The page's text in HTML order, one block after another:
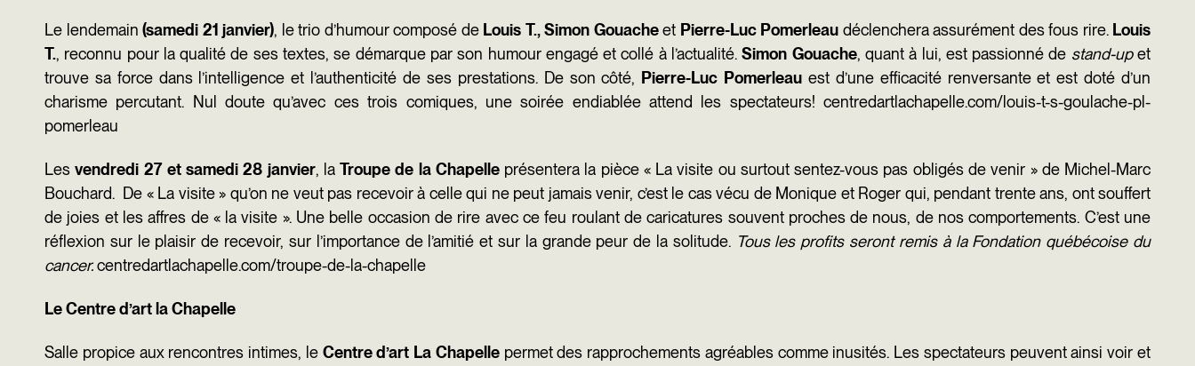
Le lendemain (samedi 21 janvier), le trio d’humour composé de Louis T.,Simon Gouacheet Pierre-Luc Pomerleau déclenchera assurément des fous rire. Louis
T., reconnu pour la qualité de ses textes, se démarque par son humour engagé et collé à l’actualité.Simon Gouache, quant à lui, est passionné de stand-upet
trouve sa force dans l’intelligence et l’authenticité de ses prestations. De son côté, Pierre-Luc Pomerleau est d’une efficacité renversante et est doté d’un
charisme percutant. Nul doute qu’avec ces trois comiques, une soirée endiablée attend les spectateurs! centredartlachapelle.com/louis-t-s-goulache-pl-
pomerleau
Lesvendredi 27 et samedi 28 janvier, laTroupe de la Chapelle présentera la pièce « La visite ou surtout sentez-vous pas obligés de venir » de Michel-Marc
Bouchard. De « La visite » qu’on ne veut pas recevoir à celle qui ne peut jamais venir, c’est le cas vécu de Monique et Roger qui, pendant trente ans, ont souffert
de joies et les affres de « la visite ». Une belle occasion de rire avec ce feu roulant de caricatures souvent proches de nous, de nos comportements. C’est une
réflexion sur le plaisir de recevoir, sur l’importance de l’amitié et sur la grande peur de la solitude. Tous les profits seront remis à la Fondation québécoise du
cancer.centredartlachapelle.com/troupe-de-la-chapelle
Le Centre d’art la Chapelle
Salle propice aux rencontres intimes, leCentre d’art La Chapellepermet des rapprochements agréables comme inusités. Les spectateurs peuvent ainsi voir et